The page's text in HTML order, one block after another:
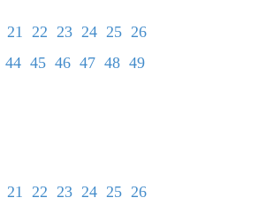
21 22 23 24 25 26
44 45 46 47 48 49
21 22 23 24 25 26